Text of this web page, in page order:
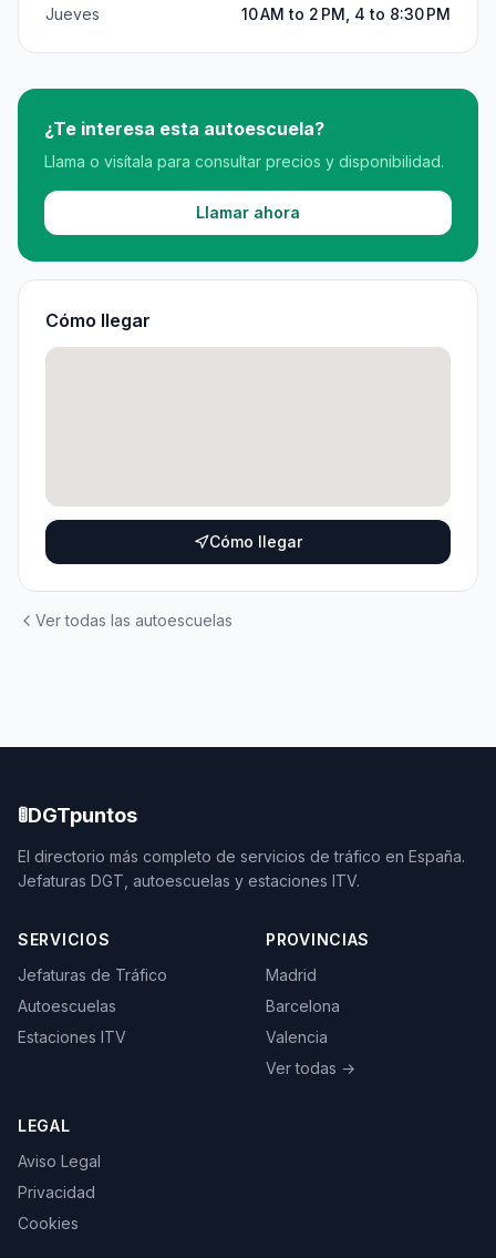
Jueves
10 AM to 2 PM, 4 to 8:30 PM
¿Te interesa esta autoescuela?
Llama o visítala para consultar precios y disponibilidad.
Llamar ahora
Cómo llegar
Cómo llegar
Ver todas las autoescuelas
🚦DGTpuntos
El directorio más completo de servicios de tráfico en España.
Jefaturas DGT, autoescuelas y estaciones ITV.
SERVICIOS
Jefaturas de Tráfico
Autoescuelas
Estaciones ITV
PROVINCIAS
Madrid
Barcelona
Valencia
Ver todas →
LEGAL
Aviso Legal
Privacidad
Cookies